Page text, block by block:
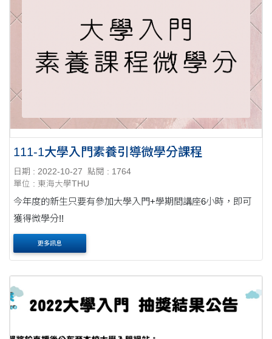
111-1大學入門素養引導微學分課程
日期 : 2022-10-27
點閱 : 1764
單位 : 東海大學THU
今年度的新生只要有參加大學入門+學期間講座6小時，即可
獲得微學分!!
更多訊息